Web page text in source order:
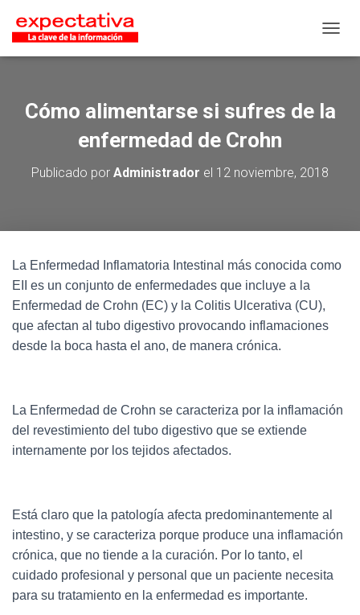
Cómo alimentarse si sufres de la
enfermedad de Crohn
Publicado por Administrador el 12 noviembre, 2018
La Enfermedad Inflamatoria Intestinal más conocida como
EII es un conjunto de enfermedades que incluye a la
Enfermedad de Crohn (EC) y la Colitis Ulcerativa (CU),
que afectan al tubo digestivo provocando inflamaciones
desde la boca hasta el ano, de manera crónica.
La Enfermedad de Crohn se caracteriza por la inflamación
del revestimiento del tubo digestivo que se extiende
internamente por los tejidos afectados.
Está claro que la patología afecta predominantemente al
intestino, y se caracteriza porque produce una inflamación
crónica, que no tiende a la curación. Por lo tanto, el
cuidado profesional y personal que un paciente necesita
para su tratamiento en la enfermedad es importante.